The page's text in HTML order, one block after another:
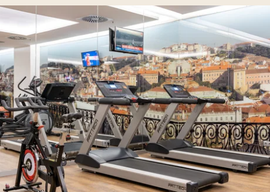
HOTEL
PROMOZIONI
CAMERE E SUITE
RIUNIONI ED EVENTI
SERVIZI
RISTORANTE & BAR
SPA & GINNAMMA
ROOFTOP